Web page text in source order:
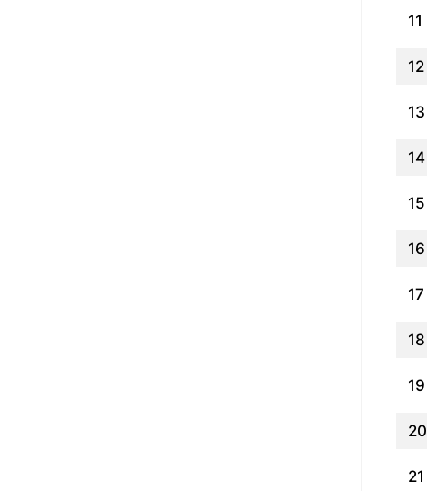
11
12
13
14
15
16
17
18
19
20
21